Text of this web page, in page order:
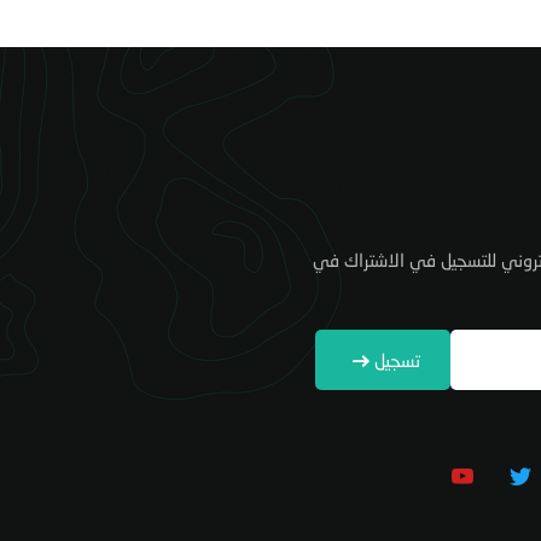
للتسجيل في الاشتراك في
تسجيل